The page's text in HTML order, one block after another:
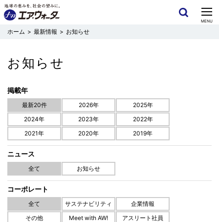
CLOSE
MENU
最新情報 お知らせ
お知らせ
最新20件 2026年
2025年
2024年
2023年
2022年
2021年
2020年 2019年
ニュース
全て お知らせ
コーポレート
全て サステナビリティ
企業情報
その他
Meet with AW! アスリート社員